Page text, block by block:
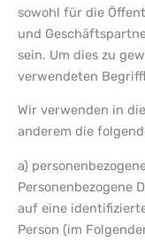
sowohl für die
und
sein. Um dies zu
verwendeten
Wir verwenden in
anderem die
a)
Personenbezogene
auf eine
Person (im